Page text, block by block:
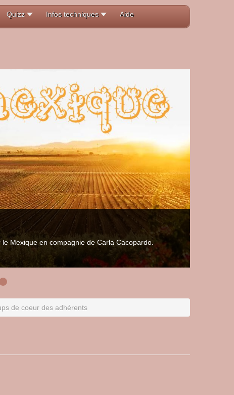
Quizz Infos techniques Aide
Mexique en compagnie de Carla Cacopardo.
de coeur des adhérents